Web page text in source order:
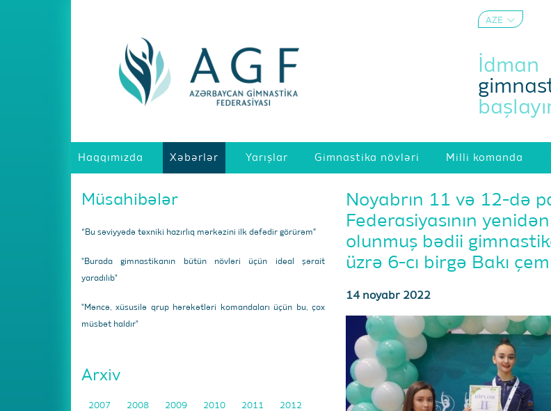
AZE
İdman
Haqqımızda Xəbərlər Yarışlar Gimnastika növləri Milli komanda
Müsahibələr
“Bu səviyyədə texniki hazırlıq mərkəzini ilk dəfədir görürəm”
"Burada gimnastikanın bütün növləri üçün ideal şərait
yaradılıb"
"Məncə, xüsusilə qrup hərəkətləri komandaları üçün bu, çox
müsbət haldır"
Arxiv
2007 2008 2009 2010 2011
2012
Noyabrın 11 və 12-də
Federasiyasının
olunmuş bədii
üzrə 6-cı birgə Bakı
14 noyabr 2022